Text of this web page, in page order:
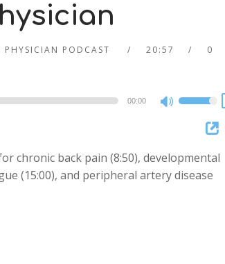
PHYSICIAN PODCAST 20:57
0
00:00
Use
Up/Down
keys
to
chronic back pain (8:50), developmental
(15:00), and peripheral artery disease